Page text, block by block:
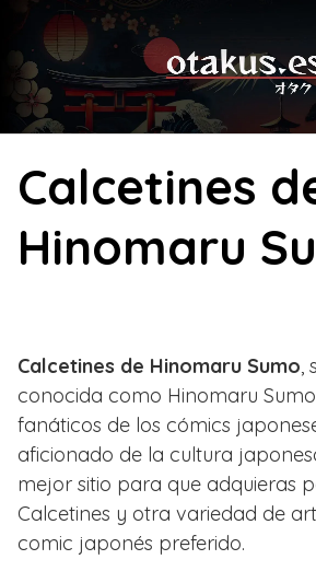
content
Calcetines
Hinomaru
Calcetines de Hinomaru Sumo,
conocida como Hinomaru
fanáticos de los cómics
aficionado de la cultura
mejor sitio para que adquieras
Calcetines y otra variedad de
comic japonés preferido.